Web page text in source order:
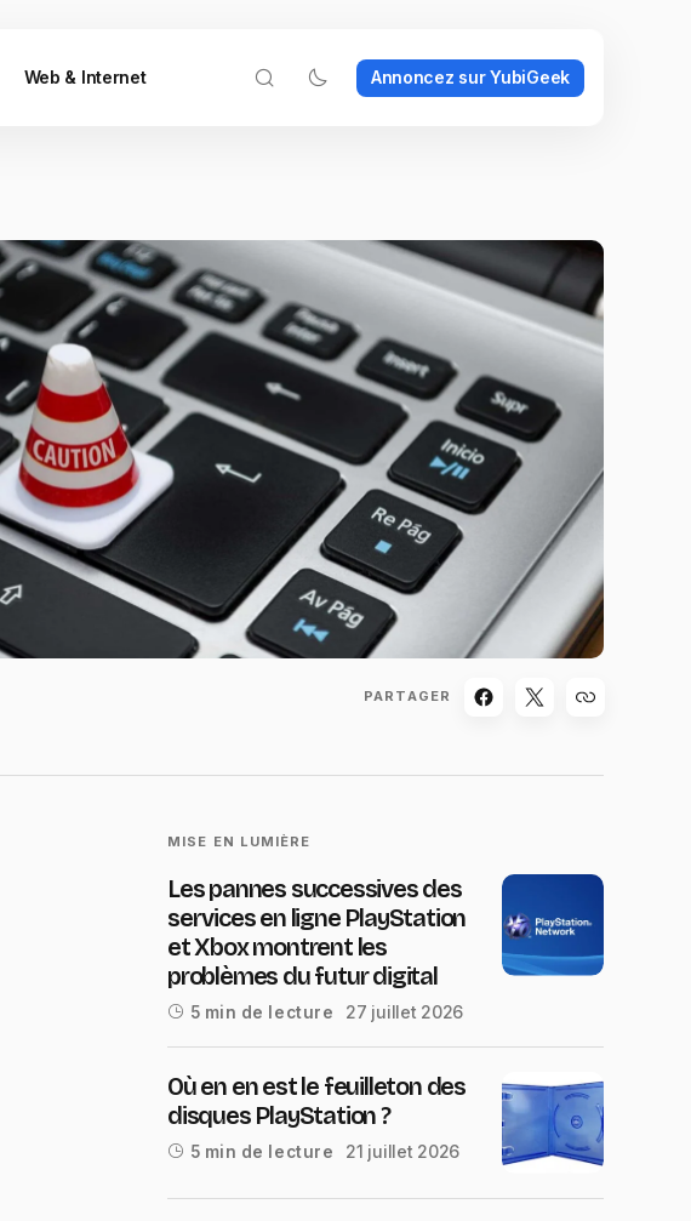
Web & Internet Annoncez sur YubiGeek
PARTAGER
MISE EN LUMIÈRE
Les pannes successives des
services en ligne PlayStation
et Xbox montrent les
problèmes du futur digital
5 min de lecture 27 juillet 2026
Où en en est le feuilleton des
disques PlayStation ?
5 min de lecture 21 juillet 2026